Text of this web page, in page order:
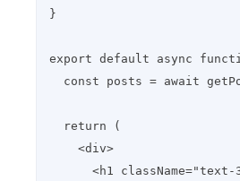
}
export default async
const posts = await
  return (
    <div>
<h1